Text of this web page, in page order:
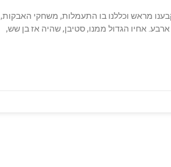
מראש וכללנו בו התעמלות, משחקי האבקות,
אחיו הגדול ממנו, סטיבן, שהיה אז בן שש,